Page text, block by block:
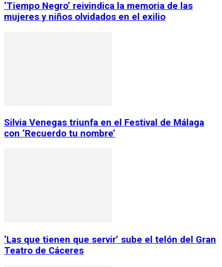
‘Tiempo Negro’ reivindica la memoria de las
mujeres y niños olvidados en el exilio
Silvia Venegas triunfa en el Festival de Málaga
con ‘Recuerdo tu nombre’
‘Las que tienen que servir’ sube el telón del Gran
Teatro de Cáceres